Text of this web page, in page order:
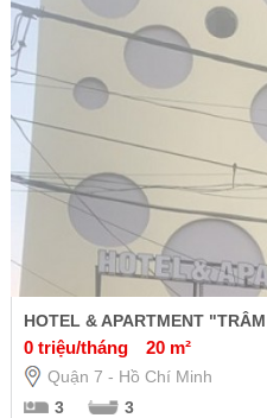
HOTEL & APARTMENT
0 triệu/tháng 20 m²
Quận 7 - Hồ Chí Minh
3
3